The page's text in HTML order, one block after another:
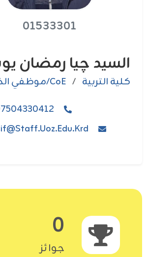
01533301
السيد چیا رمضان
كلية التربية / CoE/موظفي الخدمة
0
جوائز